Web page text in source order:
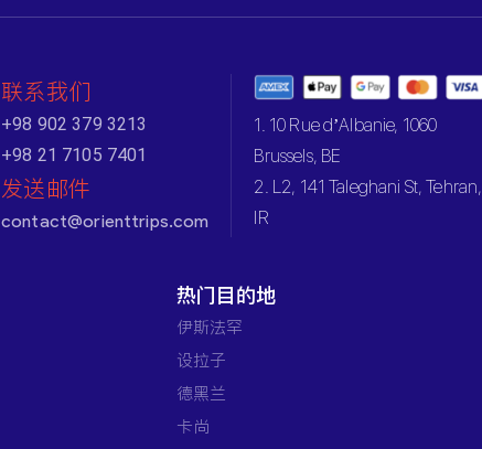
联系我们
+98 902 379 3213
+98 21 7105 7401
发送邮件
contact@orienttrips.com
1. 10 Rue d’Albanie, 1060
Brussels, BE
2. L2, 141 Taleghani St, Tehran,
IR
热门目的地
伊斯法罕
设拉子
德黑兰
卡尚